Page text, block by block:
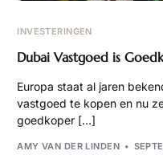
INVESTERINGEN
Dubai Vastgoed is
Europa staat al jaren
vastgoed te kopen en nu
goedkoper […]
AMY VAN DER LINDEN